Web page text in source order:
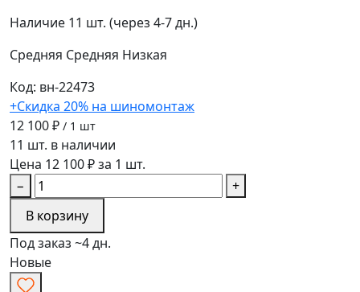
Наличие 11 шт. (через 4-7 дн.)
Средняя Средняя Низкая
Код: вн-22473
+Скидка 20% на шиномонтаж
12 100 ₽ / 1 шт
11 шт. в наличии
Цена 12 100 ₽ за 1 шт.
−
+
В корзину
Под заказ ~4 дн.
Новые